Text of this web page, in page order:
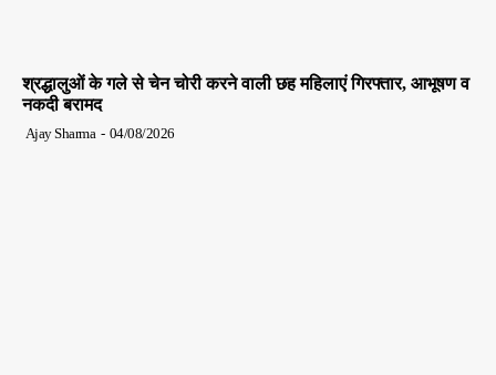
श्रद्धालुओं के गले से चेन चोरी करने वाली छह महिलाएं गिरफ्तार, आभूषण व
नकदी बरामद
Ajay Sharma - 04/08/2026